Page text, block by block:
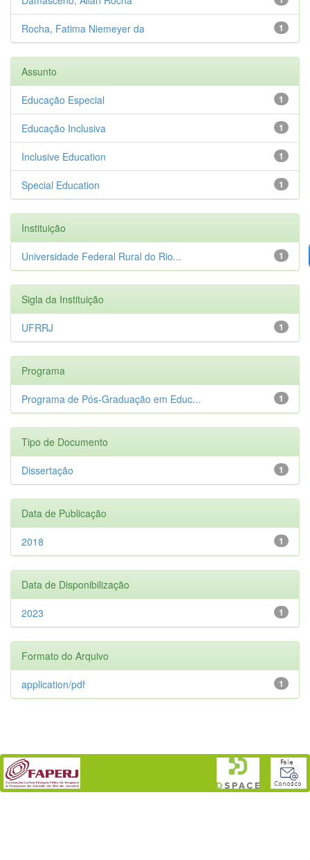
1
Rocha, Fatima Niemeyer da
Assunto
1
Educação Especial
1
Educação Inclusiva
1
Inclusive Education
1
Special Education
Instituição
1
Universidade Federal Rural do Rio...
Sigla da Instituição
1
UFRRJ
Programa
1
Programa de Pós-Graduação em Educ...
Tipo de Documento
1
Dissertação
Data de Publicação
1
2018
Data de Disponibilização
1
2023
Formato do Arquivo
1
application/pdf